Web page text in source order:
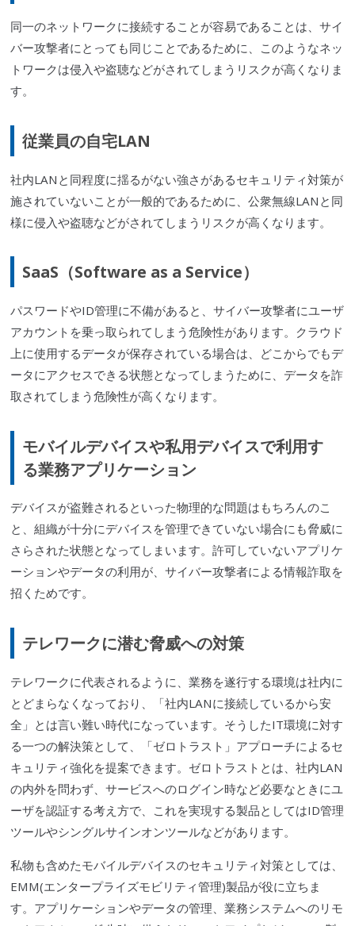
同一のネットワークに接続することが容易であることは、サイ
バー攻撃者にとっても同じことであるために、このようなネッ
トワークは侵入や盗聴などがされてしまうリスクが高くなりま
す。
従業員の自宅LAN
社内LANと同程度に揺るがない強さがあるセキュリティ対策が
施されていないことが一般的であるために、公衆無線LAN と同
様に侵入や盗聴などがされてしまうリスクが高くなります。
SaaS （Software as a Service）
パスワードやID管理に不備があると、サイバー攻撃者にユーザ
アカウントを乗っ取られてしまう危険性があります。 クラウド
上に使用するデータが保存されている場合は、どこからでもデ
ータにアクセスできる状態となってしまうために、データを詐
取されてしまう危険性が高くなります。
モバイルデバイスや私用デバイスで利用す
る業務アプリケーション
デバイスが盗難されるといった物理的な問題はもちろんのこ
と、組織が十分にデバイス を管理できていない場合にも脅威に
さらされた状態となってしまいます。許可していないアプリケ
ーションやデータの利用が、サイバー攻撃者による情報詐取を
招くためです。
テレワークに潜む脅威への対策
テレワークに代表されるように、業務を遂行する環境は社内に
とどまらなくなっており、「社内LANに接続しているから安
全」とは言い難い時代になっています。そうしたIT環境に対す
る一つの解決策として、「ゼロトラスト」アプローチによるセ
キュリティ強化を提案できます。ゼロトラストとは、社内LAN
の内外を問わず、サービスへのログイン時など必要なときにユ
ーザを認証する考え方で、これを実現する製品としてはID管理
ツールやシングルサインオンツールなどがあります。
私物も含めたモバイルデバイスのセキュリティ対策としては、
EMM(エンタープライズモビリティ管理)製品が役に立ちま
す。アプリケーションやデータの管理、業務システムへのリモ